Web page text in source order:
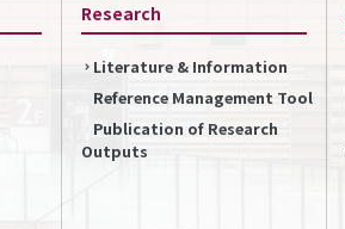
Research
Literature & Information
Reference Management Tool
Publication of Research
Outputs